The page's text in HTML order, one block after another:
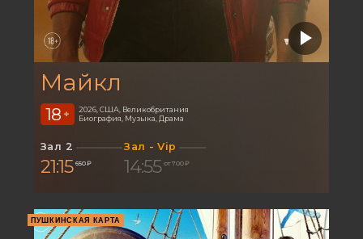
Майкл
18 +
2026, США, Великобритания
Биография, Музыка, Драма
Зал 2
21:15 650 ₽
Зал - Vip
14:55 от 700 ₽
ПУШКИНСКАЯ КАРТА